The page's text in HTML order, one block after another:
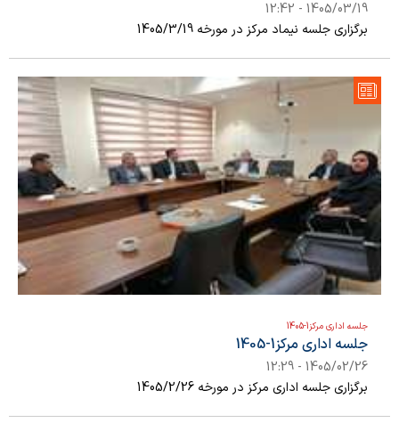
1405/03/19 - 12:42
برگزاری جلسه نیماد مرکز در مورخه 1405/3/19
جلسه اداری مرکز1-1405
جلسه اداری مرکز1-1405
1405/02/26 - 12:29
برگزاری جلسه اداری مرکز در مورخه 1405/2/26